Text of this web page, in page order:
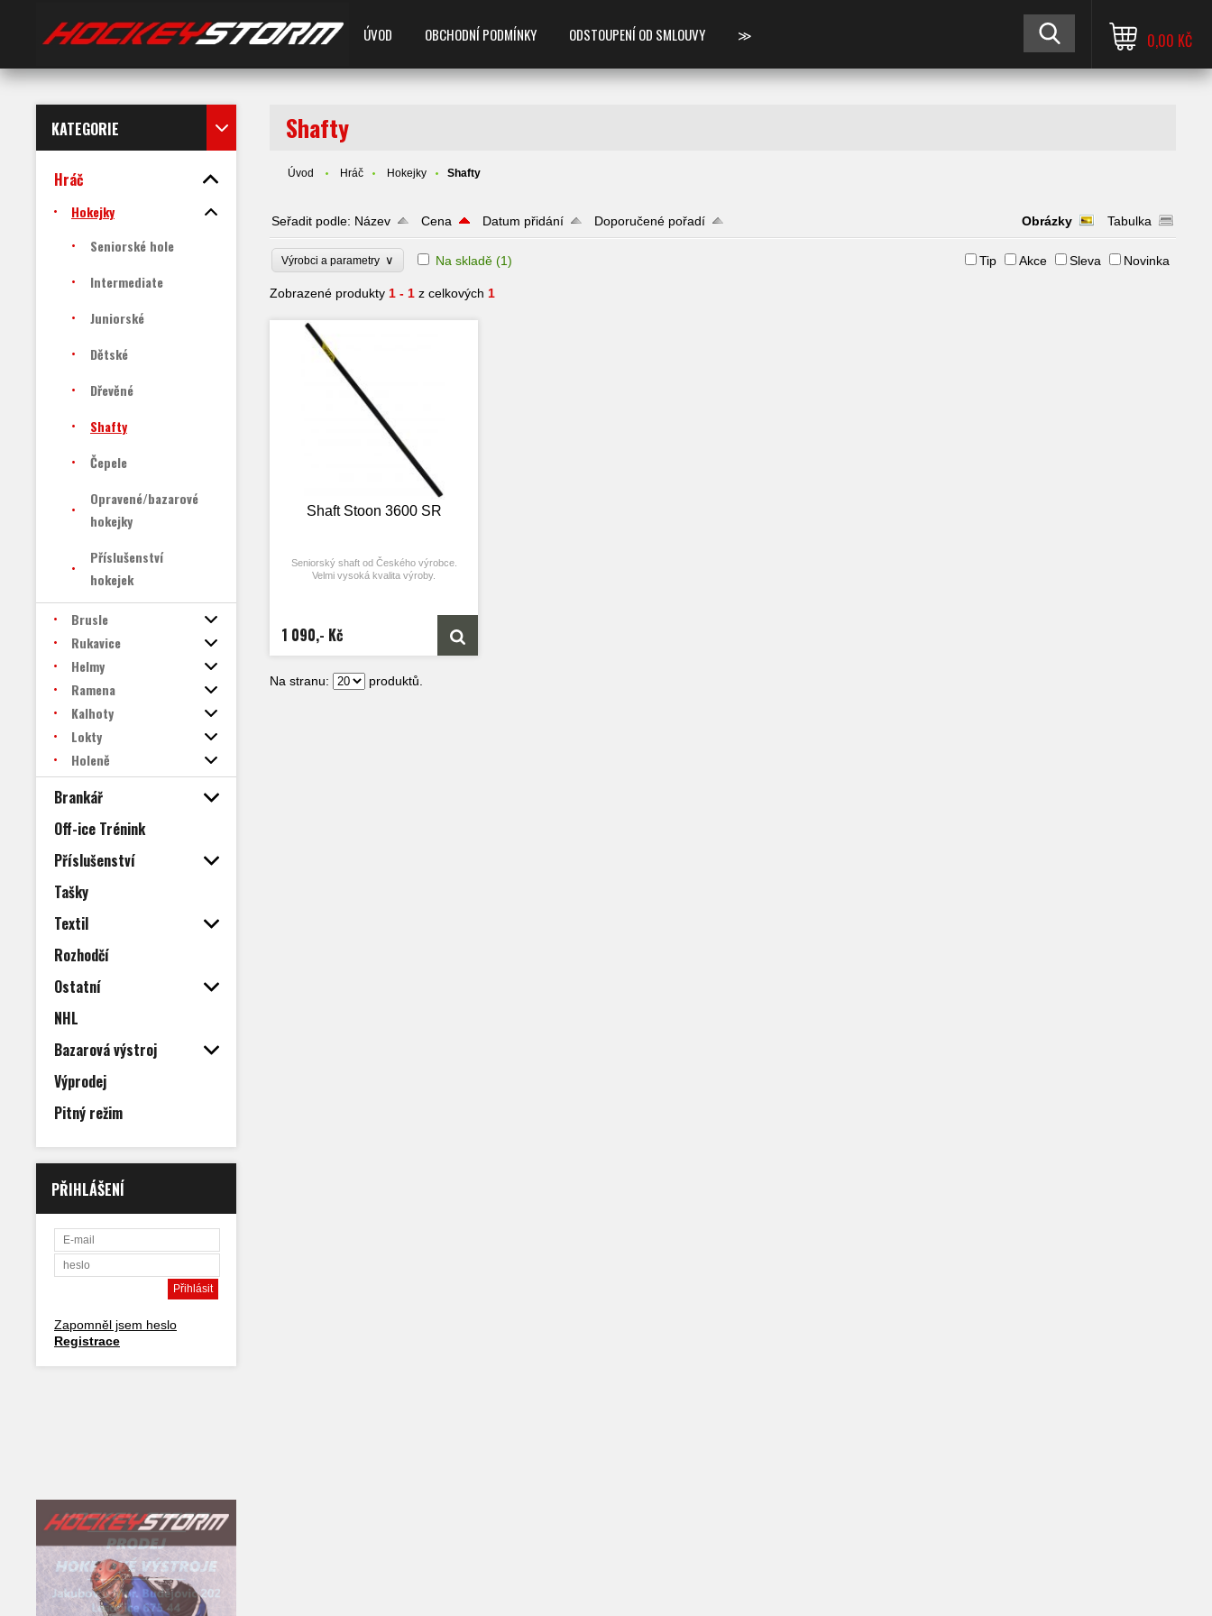
ÚVOD OBCHODNÍ PODMÍNKY ODSTOUPENÍ OD SMLOUVY ≫ 0,00 KČ
KATEGORIE
Hráč
Hokejky
Seniorské hole
Intermediate
Juniorské
Dětské
Dřevěné
Shafty
Čepele
Opravené/bazarové
hokejky
Příslušenství
hokejek
Brusle
Rukavice
Helmy
Ramena
Kalhoty
Lokty
Holeně
Brankář
Off-ice Trénink
Příslušenství
Tašky
Textil
Rozhodčí
Ostatní
NHL
Bazarová výstroj
Výprodej
Pitný režim
PŘIHLÁŠENÍ
Zapomněl jsem heslo
Registrace
Shafty
Úvod Hráč Hokejky Shafty
Seřadit podle: Název Cena Datum přidání Doporučené pořadí Obrázky Tabulka
Výrobci a parametry ∨ Na skladě (1) Tip Akce Sleva Novinka
Zobrazené produkty 1 - 1 z celkových 1
Shaft Stoon 3600 SR
Seniorský shaft od Českého výrobce.
Velmi vysoká kvalita výroby.
1 090,- Kč
Na stranu: produktů.